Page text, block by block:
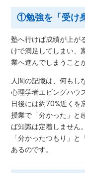
①勉強を「受け
塾へ行けば成績が上が
けで満足してしまい、
業へ進んでしまうこと
人間の記憶は、何もし
心理学者エビングハウ
日後には約70%近くを
授業で「分かった」と
ば知識は定着しません。
「分かったつもり」
あるのです。